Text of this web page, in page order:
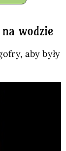
wodzie
aby były